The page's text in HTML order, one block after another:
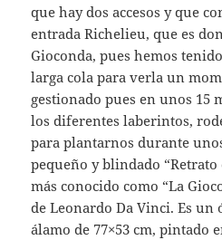
que hay dos accesos y que
entrada Richelieu, que es
Gioconda, pues hemos
larga cola para verla un
gestionado pues en unos 15
los diferentes laberintos,
para plantarnos durante
pequeño y blindado
más conocido como “La
de Leonardo Da Vinci. Es un
álamo de 77×53 cm, pintado